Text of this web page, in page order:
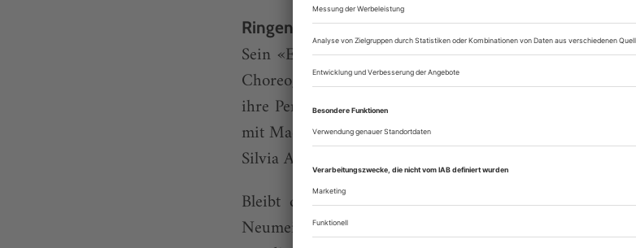
Ringen um Liebe und Leben
Sein «Epilog» ist auch eine Hommage an unzählige
Choreografen ihre Körperinstrumente zur Verfügung
ihre Persönlichkeiten zum Leuchten zu bringen
mit Madoka Sugai, Ida Praetorius, Alexandr Trusch,
Silvia Azzoni, Anna Laudere … unmöglich, sie alle zu
Bleibt der Pas de deux, der die Leidenschaften
Neumeiers Menschenlandschaften beseelen: Jacopo